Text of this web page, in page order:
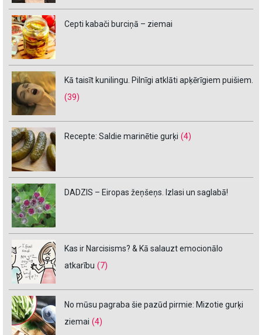
Cepti kabači burciņā – ziemai
Kā taisīt kunilingu. Pilnīgi atklāti apķērīgiem puišiem.
(39)
Recepte: Saldie marinētie gurķi (4)
DADZIS – Eiropas žeņšeņs. Izlasi un saglabā!
Kas ir Narcisisms? & Kā salauzt emocionālo
atkarību (7)
No mūsu pagraba šie pazūd pirmie: Mizotie gurķi
ziemai (4)